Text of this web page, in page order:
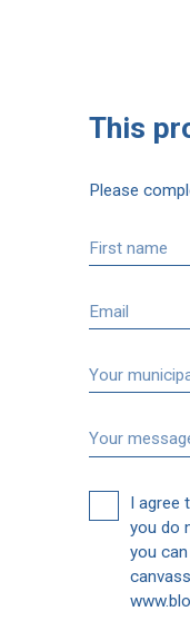
This
Please
First name
Email
Your
Your
I
you do
you